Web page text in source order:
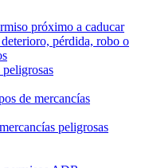
próximo a caducar
pérdida, robo o
de mercancías
peligrosas